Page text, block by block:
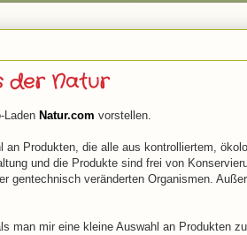
der Natur
Laden Natur.com vorstellen.
an Produkten, die alle aus kontrolliertem,
und die Produkte sind frei von
gentechnisch veränderten Organismen.
man mir eine kleine Auswahl an Produkten